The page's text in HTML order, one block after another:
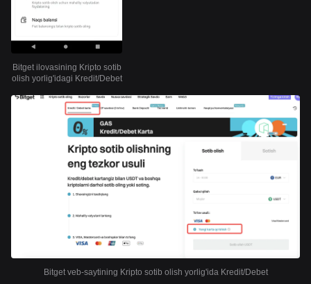
Bitget ilovasining Kripto sotib
olish yorlig'idagi Kredit/Debet
Bitget veb-saytining Kripto sotib olish yorlig'ida Kredit/Debet